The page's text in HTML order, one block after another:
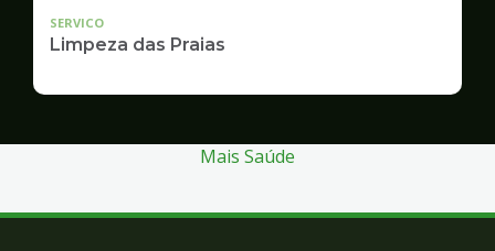
SERVICO
Limpeza das Praias
Mais Saúde